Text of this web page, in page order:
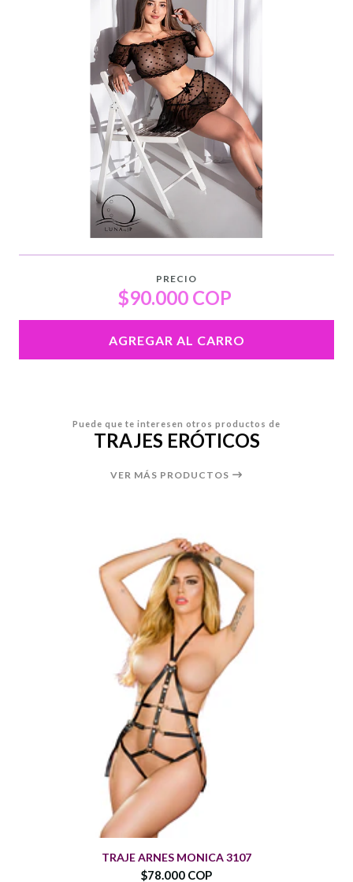
PRECIO
$90.000 COP
AGREGAR AL CARRO
Puede que te interesen otros productos de
TRAJES ERÓTICOS
VER MÁS PRODUCTOS
TRAJE ARNES MONICA 3107
$78.000 COP